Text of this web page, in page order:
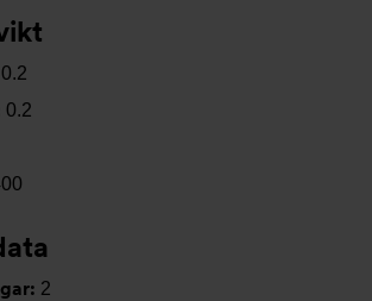
0.2
0.2
2